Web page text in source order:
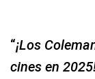
“¡Los
cines en